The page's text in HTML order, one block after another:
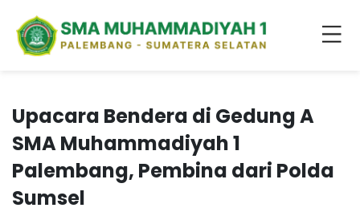
Upacara Bendera di Gedung A
SMA Muhammadiyah 1
Palembang, Pembina dari Polda
Sumsel